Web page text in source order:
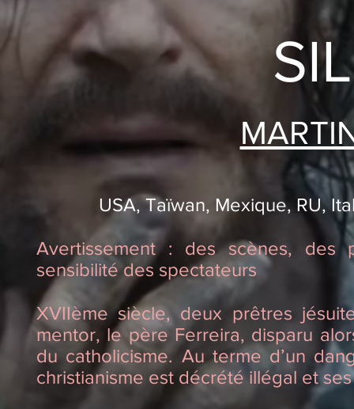
USA, Taïwan, Mexique, RU,
Avertissement : des scènes,
sensibilité des spectateurs
XVIIème siècle, deux prêtres
mentor, le père Ferreira, disparu
du catholicisme. Au terme d’un
christianisme est décrété illégal et